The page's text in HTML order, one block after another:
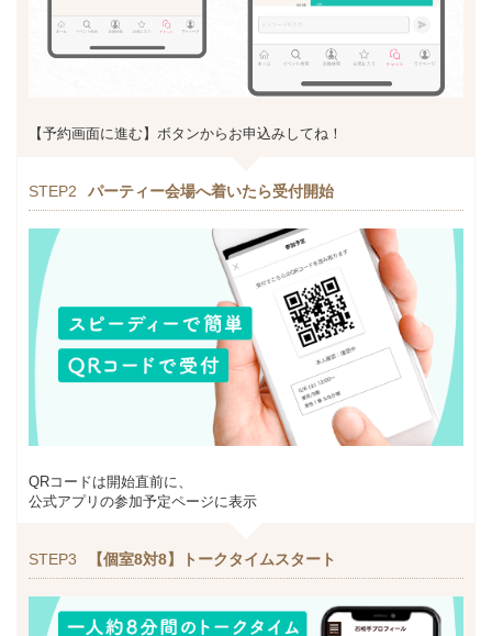
【予約画面に進む】ボタンからお申込みしてね！
STEP2 パーティー会場へ着いたら受付開始
QRコードは開始直前に、
公式アプリの参加予定ページに表示
STEP3 【個室8対8】トークタイムスタート